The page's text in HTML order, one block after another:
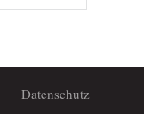
Datenschutz